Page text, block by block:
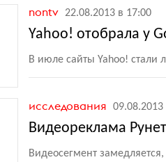
nontv 22.08.2013 в 17:00
Yahoo! отобрала у
В июле сайты Yahoo! стали
исследования 09.08.2013
Видеореклама
Видеосегмент